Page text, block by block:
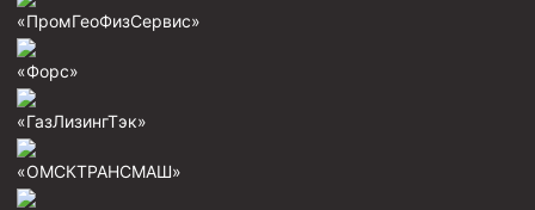
«ПромГеоФизСервис»
«Форс»
«ГазЛизингТэк»
«ОМСКТРАНСМАШ»